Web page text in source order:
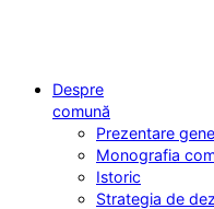
Despre
comună
Prezentare
Monografia
Istoric
Strategia de